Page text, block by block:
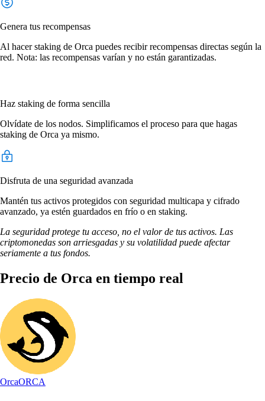
Genera tus recompensas
Al hacer staking de Orca puedes recibir recompensas directas según la
red. Nota: las recompensas varían y no están garantizadas.
Haz staking de forma sencilla
Olvídate de los nodos. Simplificamos el proceso para que hagas
staking de Orca ya mismo.
Disfruta de una seguridad avanzada
Mantén tus activos protegidos con seguridad multicapa y cifrado
avanzado, ya estén guardados en frío o en staking.
La seguridad protege tu acceso, no el valor de tus activos. Las
criptomonedas son arriesgadas y su volatilidad puede afectar
seriamente a tus fondos.
Precio de Orca en tiempo real
OrcaORCA